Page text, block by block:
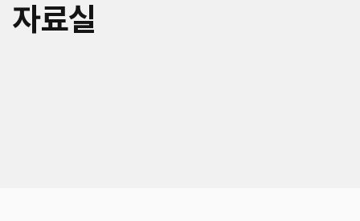
국가경영
학술연구지원 신청
자료실